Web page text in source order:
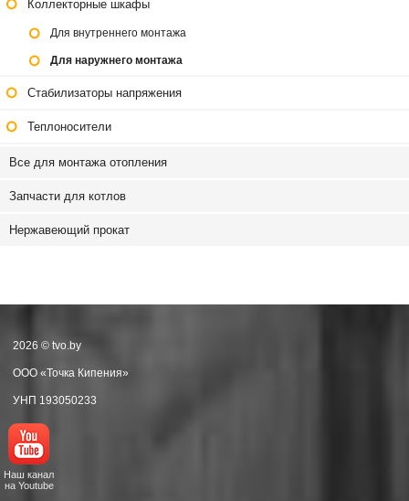
Коллекторные шкафы
Для внутреннего монтажа
Для наружнего монтажа
Стабилизаторы напряжения
Теплоносители
Все для монтажа отопления
Запчасти для котлов
Нержавеющий прокат
2026 © tvo.by
ООО «Точка Кипения»
УНП 193050233
Наш канал
на Youtube